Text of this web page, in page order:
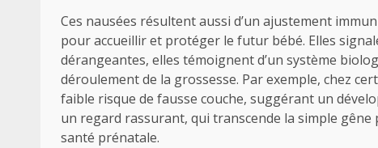
Ces nausées résultent aussi d’un ajustement
pour accueillir et protéger le futur bébé. Elles
dérangeantes, elles témoignent d’un système
déroulement de la grossesse. Par exemple, chez
faible risque de fausse couche, suggérant un
un regard rassurant, qui transcende la simple
santé prénatale.